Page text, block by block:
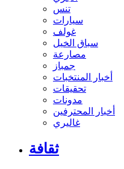
تنس
سيارات
غولف
سباق الخيل
مصارعة
جمباز
أخبار المنتخبات
تحقيقات
مدونات
أخبار المحترفين
غاليري
ثقافة